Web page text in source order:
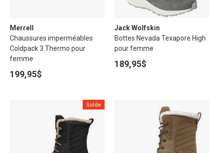
Merrell
Chaussures imperméables
Coldpack 3 Thermo pour
femme
199,95$
Jack Wolfskin
Bottes Nevada Texapore High
pour femme
189,95$
Solde